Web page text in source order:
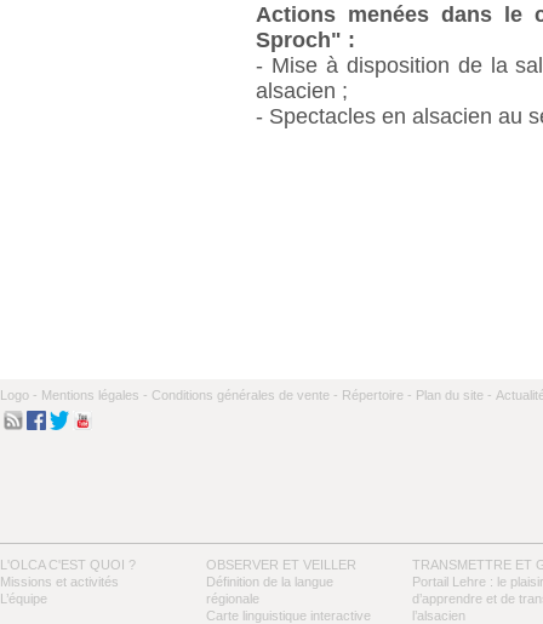
Actions menées dans le
Sproch" :
- Mise à disposition de la
alsacien ;
- Spectacles en alsacien au
Logo - Mentions légales - Conditions générales de vente - Répertoire - Plan du site -
L'OLCA C'EST QUOI ?
Missions et activités
L’équipe
OBSERVER ET VEILLER
Définition de la langue
régionale
Carte linguistique interactive
TRANSMETTRE ET
Portail Lehre : le plaisir
d’apprendre et de
l’alsacien